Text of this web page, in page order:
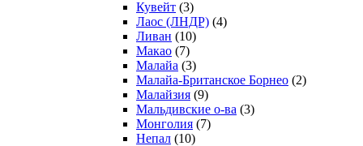
Кувейт (3)
Лаос (ЛНДР) (4)
Ливан (10)
Макао (7)
Малайа (3)
Малайа-Британское Борнео (2)
Малайзия (9)
Мальдивские о-ва (3)
Монголия (7)
Непал (10)